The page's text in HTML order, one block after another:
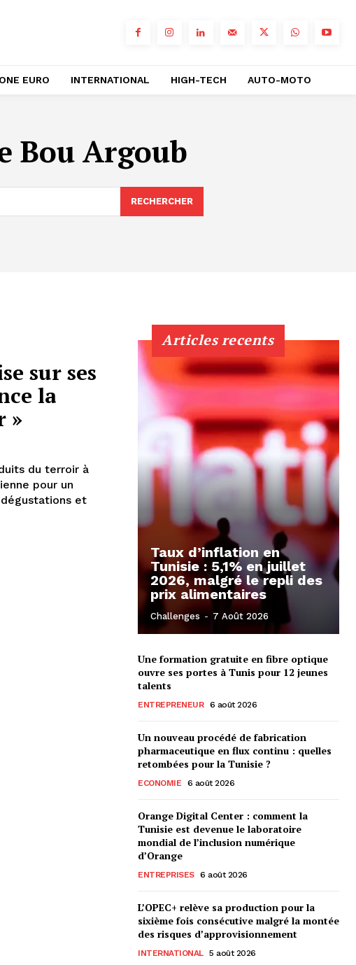
EURO INTERNATIONAL HIGH-TECH AUTO-MOTO
Bou Argoub
RECHERCHER
sur ses
la
»
du terroir à
pour un
et
Articles recents
Taux d’inflation en
Tunisie : 5,1% en juillet
2026, malgré le repli des
prix alimentaires
Challenges - 7 Août 2026
Une formation gratuite en fibre optique
ouvre ses portes à Tunis pour 12 jeunes
talents
ENTREPRENEUR 6 août 2026
Un nouveau procédé de fabrication
pharmaceutique en flux continu : quelles
retombées pour la Tunisie ?
ECONOMIE 6 août 2026
Orange Digital Center : comment la
Tunisie est devenue le laboratoire
mondial de l’inclusion numérique
d’Orange
ENTREPRISES 6 août 2026
L’OPEC+ relève sa production pour la
sixième fois consécutive malgré la montée
des risques d’approvisionnement
INTERNATIONAL 5 août 2026